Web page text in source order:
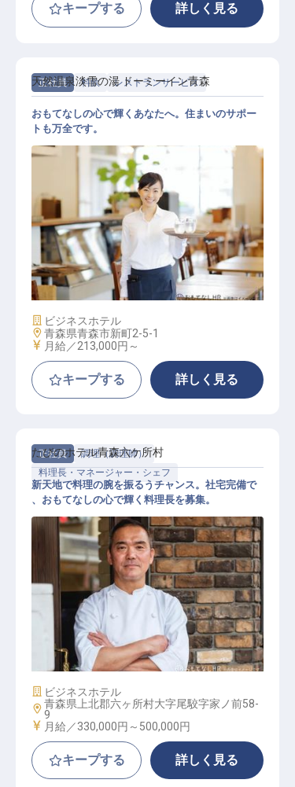
キープする 詳しく見る
正社員 料飲 レストランサービス
レストランサービス
天然温泉淡雪の湯 ドーミーイン青森
おもてなしの心で輝くあなたへ。住まいのサポー
トも万全です。
施設業態
ビジネスホテル
勤務地
青森県青森市新町2-5-1
給与
月給／213,000円～
キープする 詳しく見る
正社員
調理（調理師）
料理長・マネージャー・シェフ
料理長
たびのホテル青森六ケ所村
新天地で料理の腕を振るうチャンス。社宅完備で
、おもてなしの心で輝く料理長を募集。
施設業態
ビジネスホテル
勤務地
青森県上北郡六ヶ所村大字尾駮字家ノ前58-
9
給与
月給／330,000円～ 500,000円
キープする 詳しく見る